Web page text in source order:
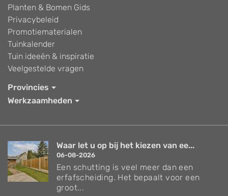
Planten & Bomen Gids
Privacybeleid
Promotiematerialen
Tuinkalender
Tuin ideeën & inspiratie
Veelgestelde vragen
Provincies
Werkzaamheden
Waar let u op bij het kiezen van ee...
06-08-2026
Een schutting is veel meer dan een
erfafscheiding. Het bepaalt voor een
groot...